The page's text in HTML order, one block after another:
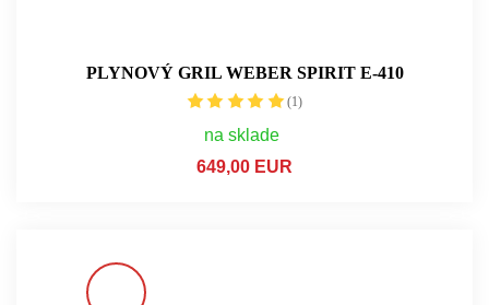
PLYNOVÝ GRIL WEBER SPIRIT E-410
(1)
na sklade
649,00 EUR